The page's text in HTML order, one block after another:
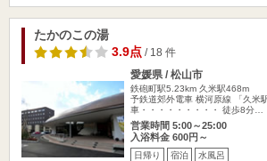
たかのこの湯
3.9点/ 18 件
愛媛県 / 松山市
鉄砲町駅5.23km 久米駅468m
予鉄道郊外電車 横河原線 「久米
車・・・・・・・・・ 徒歩8分…
営業時間 5:00～25:00
入浴料金 600円～
日帰り 宿泊 水風呂